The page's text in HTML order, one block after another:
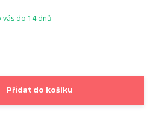
do 14 dnů
Přidat do košíku